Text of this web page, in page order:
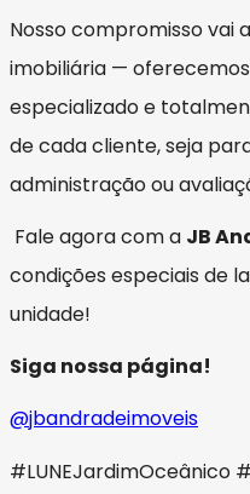
Nosso compromisso vai
imobiliária —
especializado e
de cada cliente, seja
administração ou
Fale agora com a JB
condições especiais de
unidade!
Siga nossa página!
@jbandradeimoveis
#LUNEJardimOceânico